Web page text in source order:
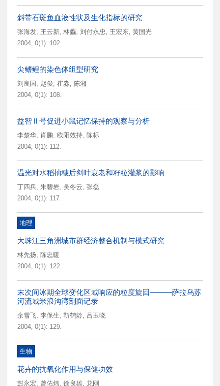
斜带石斑鱼血液性状及生化指标的研究
张海发, 王云新, 林蠡, 刘付永忠, 王宏东, 黄国光
2004, 0(1): 102.
尖鳍鲤的染色体组型研究
刘良国 , 赵俊, 崔淼, 陈湘
2004, 0(1): 108.
益智Ⅱ号促进小鼠记忆保持的观察与分析
李楚华, 肖鹏, 欧阳效持, 陈标
2004, 0(1): 112.
温光对水稻抽穗后剑叶衰老和籽粒灌浆的影响
丁四兵, 朱碧岩, 吴冬云, 张磊
2004, 0(1): 117.
地理
大珠江三角洲城市群经济整合机制与模式研究
林先扬, 陈忠暖
2004, 0(1): 122.
末次间冰期全球变化区域响应的粒度旋回———萨拉乌苏
河流域米浪沟湾剖面记录
余雪飞, 李保生, 靳鹤龄, 吕玉晓
2004, 0(1): 129.
生物
花卉的抗氧化作用与保健功效
彭永宏, 曾佑炜, 徐良雄, 龙刚